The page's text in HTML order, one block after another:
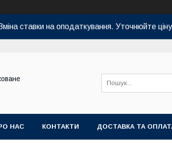
ставки на оподаткування. Уточнюйте
НАС КОНТАКТИ ДОСТАВКА ТА